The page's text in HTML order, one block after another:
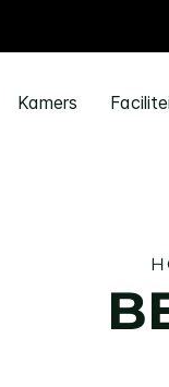
Kamers